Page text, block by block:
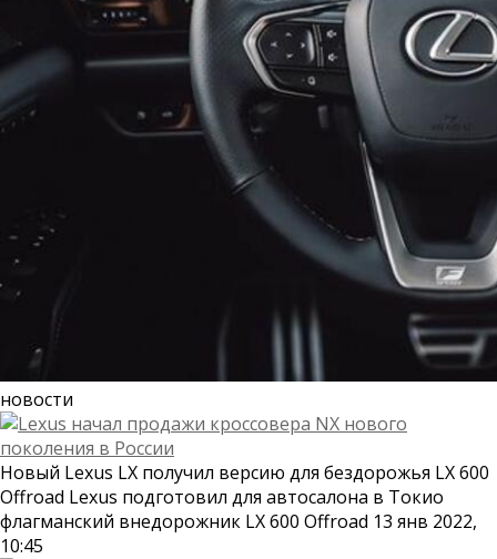
новости
Новый Lexus LX получил версию для бездорожья LX 600
Offroad Lexus подготовил для автосалона в Токио
флагманский внедорожник LX 600 Offroad 13 янв 2022,
10:45